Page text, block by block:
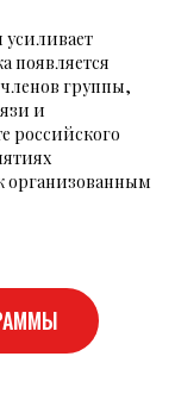
усиливает
появляется
группы,
и
российского
организованным